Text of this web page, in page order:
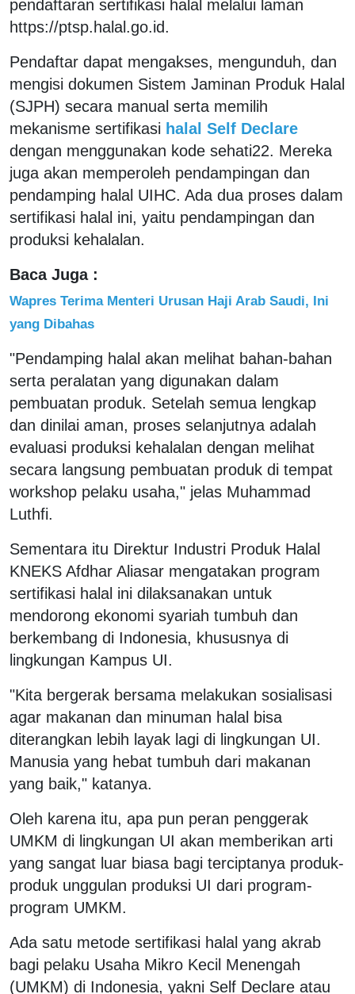
pendaftaran sertifikasi halal melalui laman
https://ptsp.halal.go.id.
Pendaftar dapat mengakses, mengunduh, dan
mengisi dokumen Sistem Jaminan Produk Halal
(SJPH) secara manual serta memilih
mekanisme sertifikasi halal Self Declare
dengan menggunakan kode sehati22. Mereka
juga akan memperoleh pendampingan dan
pendamping halal UIHC. Ada dua proses dalam
sertifikasi halal ini, yaitu pendampingan dan
produksi kehalalan.
Baca Juga :
Wapres Terima Menteri Urusan Haji Arab Saudi, Ini
yang Dibahas
"Pendamping halal akan melihat bahan-bahan
serta peralatan yang digunakan dalam
pembuatan produk. Setelah semua lengkap
dan dinilai aman, proses selanjutnya adalah
evaluasi produksi kehalalan dengan melihat
secara langsung pembuatan produk di tempat
workshop pelaku usaha," jelas Muhammad
Luthfi.
Sementara itu Direktur Industri Produk Halal
KNEKS Afdhar Aliasar mengatakan program
sertifikasi halal ini dilaksanakan untuk
mendorong ekonomi syariah tumbuh dan
berkembang di Indonesia, khususnya di
lingkungan Kampus UI.
"Kita bergerak bersama melakukan sosialisasi
agar makanan dan minuman halal bisa
diterangkan lebih layak lagi di lingkungan UI.
Manusia yang hebat tumbuh dari makanan
yang baik," katanya.
Oleh karena itu, apa pun peran penggerak
UMKM di lingkungan UI akan memberikan arti
yang sangat luar biasa bagi terciptanya produk-
produk unggulan produksi UI dari program-
program UMKM.
Ada satu metode sertifikasi halal yang akrab
bagi pelaku Usaha Mikro Kecil Menengah
(UMKM) di Indonesia, yakni Self Declare atau